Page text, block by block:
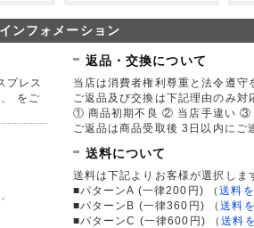
インフォメーション
プレス
をご
返品・交換について
当店は消費者権利尊重と法令遵守
ご返品及び交換は下記理由のみ対
① 商品初期不良 ② 当店手違い ③
ご返品は商品受取後 3日以内にご
送料について
送料は下記よりお客様が選択しま
■パターンA (一律200円)
（送料
■パターンB (一律360円)
（送料
■パターンC (一律600円)
（送料